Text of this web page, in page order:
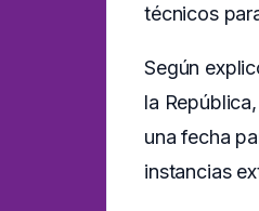
técnicos
Según
la
una fecha
instancias